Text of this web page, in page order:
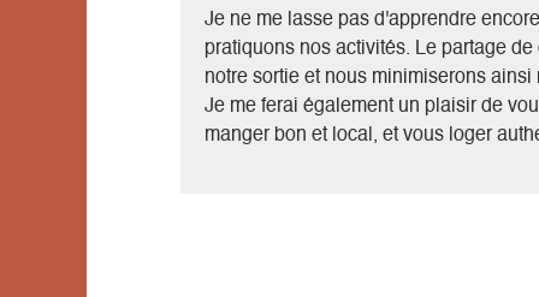
For the more adventurous, crossing the
represents one of the most beautiful
Je ne me lasse pas d'apprendre
pratiquons nos activités. Le partage
notre sortie et nous minimiserons ainsi
Je me ferai également un plaisir de
manger bon et local, et vous loger